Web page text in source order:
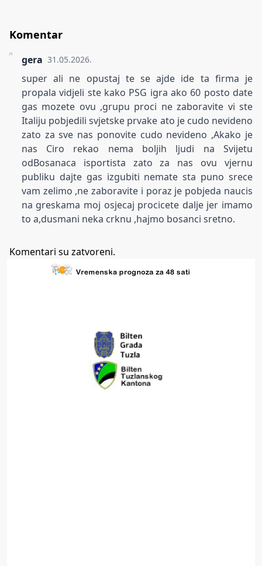
Komentar
gera 31.05.2026.
super ali ne opustaj te se ajde ide ta firma je
propala vidjeli ste kako PSG igra ako 60 posto date
gas mozete ovu ,grupu proci ne zaboravite vi ste
Italiju pobjedili svjetske prvake ato je cudo nevideno
zato za sve nas ponovite cudo nevideno ,Akako je
nas Ciro rekao nema boljih ljudi na Svijetu
odBosanaca isportista zato za nas ovu vjernu
publiku dajte gas izgubiti nemate sta puno srece
vam zelimo ,ne zaboravite i poraz je pobjeda naucis
na greskama moj osjecaj procicete dalje jer imamo
to a,dusmani neka crknu ,hajmo bosanci sretno.
Komentari su zatvoreni.